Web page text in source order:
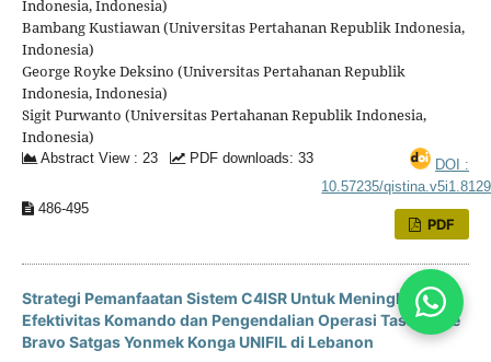
Indonesia, Indonesia)
Bambang Kustiawan (Universitas Pertahanan Republik Indonesia,
Indonesia)
George Royke Deksino (Universitas Pertahanan Republik
Indonesia, Indonesia)
Sigit Purwanto (Universitas Pertahanan Republik Indonesia,
Indonesia)
Abstract View : 23 PDF downloads: 33
DOI :
10.57235/qistina.v5i1.8129
486-495
PDF
Strategi Pemanfaatan Sistem C4ISR Untuk Meningkatkan
Efektivitas Komando dan Pengendalian Operasi Task Force
Bravo Satgas Yonmek Konga UNIFIL di Lebanon